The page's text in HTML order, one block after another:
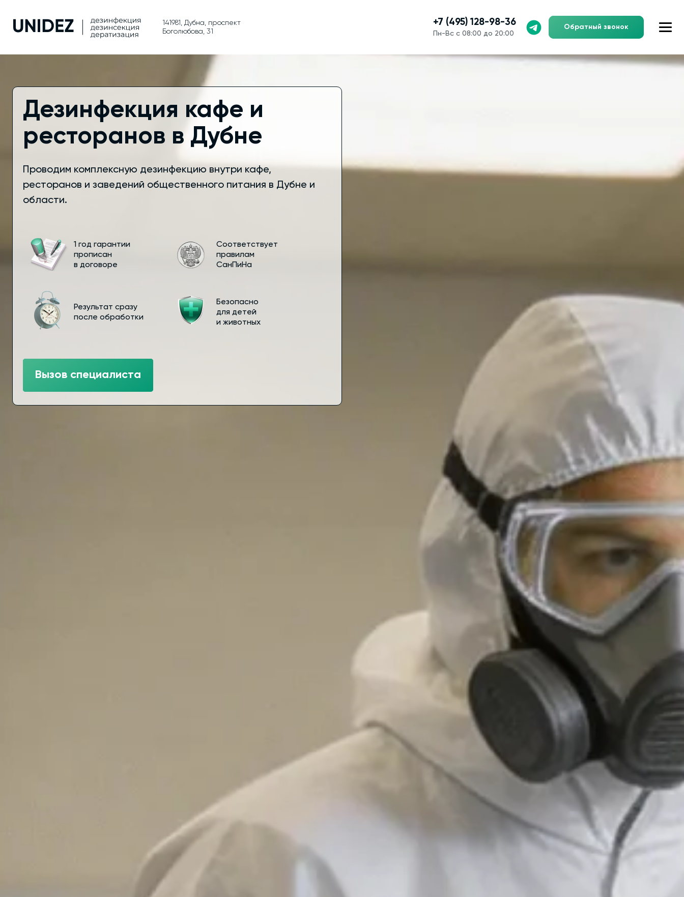
141981, Дубна, проспект
Боголюбова, 31
+7 (495) 128-98-36
Пн-Вс с 08:00 до 20:00
Обратный звонок
Дезинфекция кафе и
ресторанов в Дубне
Проводим комплексную дезинфекцию внутри кафе,
ресторанов и заведений общественного питания в Дубне и
области.
1 год гарантии
прописан
в договоре
Соответствует
правилам
СанПиНа
Результат сразу
после обработки
Безопасно
для детей
и животных
Вызов специалиста